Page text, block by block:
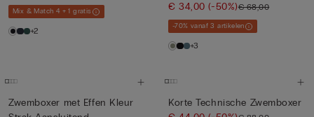
Mix & Match 4 + 1 gratis
+2
€ 34,00(-50%)€ 68,00
-70% vanaf 3 artikelen
+3
Zwemboxer met Effen Kleur
Korte Technische Zwemboxer